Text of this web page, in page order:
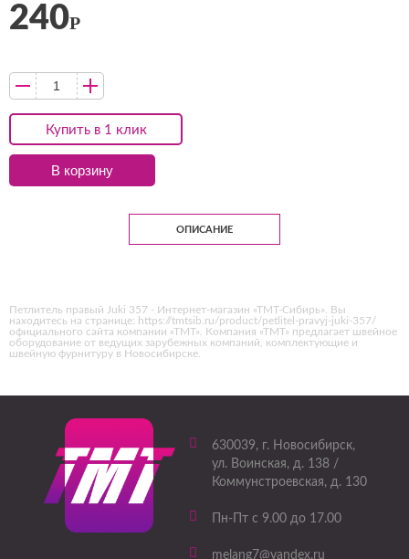
Купить в 1 клик
240Р
В корзину
ОПИСАНИЕ
Петлитель правый Juki 357 - Интернет-магазин «ТМТ-Сибирь». Вы
находитесь на странице: https://tmtsib.ru/product/petlitel-pravyj-juki-357/
официального сайта компании «ТМТ». Компания «ТМТ» предлагает швейное
оборудование от ведущих зарубежных компаний, комплектующие и
швейную фурнитуру в Новосибирске.
630039, г. Новосибирск,
ул. Воинская, д. 138 /
Коммунстроевская, д. 130
Пн-Пт с 9.00 до 17.00
melang7@yandex.ru